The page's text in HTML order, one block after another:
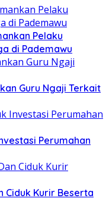
Pelaku
di Pademawu
Guru Ngaji Terkait
Perumahan
Ciduk Kurir Beserta